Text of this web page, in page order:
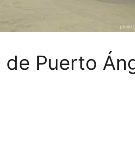
Puerto